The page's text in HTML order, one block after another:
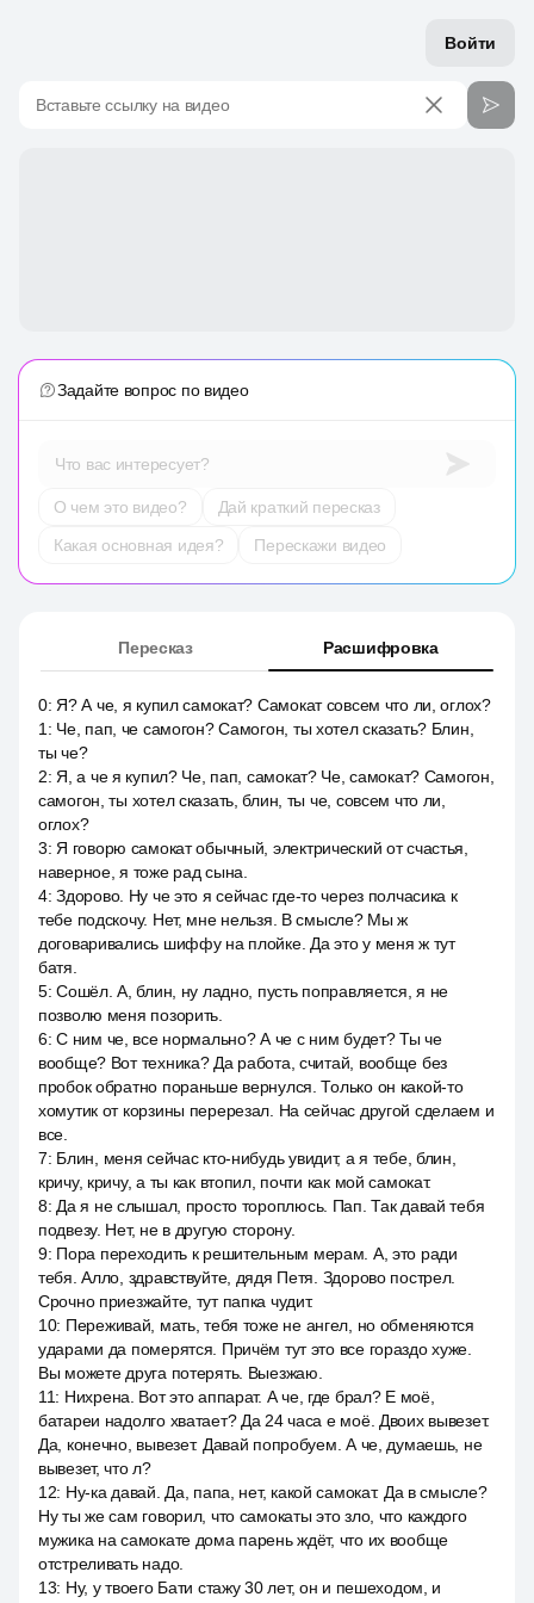
Войти
Вставьте ссылку на видео
Задайте вопрос по видео
Что вас интересует?
О чем это видео?
Дай краткий пересказ
Какая основная идея?
Перескажи видео
Пересказ Расшифровка
0: Я? А че, я купил самокат? Самокат совсем что ли, оглох?
1 : Че, пап, че самогон? Самогон, ты хотел сказать? Блин,
ты че?
2: Я, а че я купил? Че, пап, самокат? Че, самокат? Самогон,
самогон, ты хотел сказать, блин, ты че, совсем что ли,
оглох?
3: Я говорю самокат обычный, электрический от счастья,
наверное, я тоже рад сына.
4:Здорово. Ну че это я сейчас где-то через полчасика к
тебе подскочу. Нет, мне нельзя. В смысле? Мы ж
договаривались шиффу на плойке. Да это у меня ж тут
батя.
5:Сошёл. А, блин, ну ладно, пусть поправляется, я не
позволю меня позорить.
6:С ним че, все нормально? А че с ним будет? Ты че
вообще? Вот техника? Да работа, считай, вообще без
пробок обратно пораньше вернулся. Только он какой-то
хомутик от корзины перерезал. На сейчас другой сделаем и
все.
7: Блин, меня сейчас кто-нибудь увидит, а я тебе, блин,
кричу, кричу, а ты как втопил, почти как мой самокат.
8: Да я не слышал, просто тороплюсь. Пап. Так давай тебя
подвезу. Нет, не в другую сторону.
9: Пора переходить к решительным мерам. А, это ради
тебя. Алло, здравствуйте, дядя Петя. Здорово пострел.
Срочно приезжайте, тут папка чудит.
10: Переживай, мать, тебя тоже не ангел, но обменяются
ударами да померятся. Причём тут это все гораздо хуже.
Вы можете друга потерять. Выезжаю.
11: Нихрена. Вот это аппарат. А че, где брал? Е моё,
батареи надолго хватает? Да 24 часа е моё. Двоих вывезет.
Да, конечно, вывезет. Давай попробуем. А че, думаешь, не
вывезет, что л?
12: Ну-ка давай. Да, папа, нет, какой самокат. Да в смысле?
Ну ты же сам говорил, что самокаты это зло, что каждого
мужика на самокате дома парень ждёт, что их вообще
отстреливать надо.
13: Ну, у твоего Бати стажу 30 лет, он и пешеходом, и